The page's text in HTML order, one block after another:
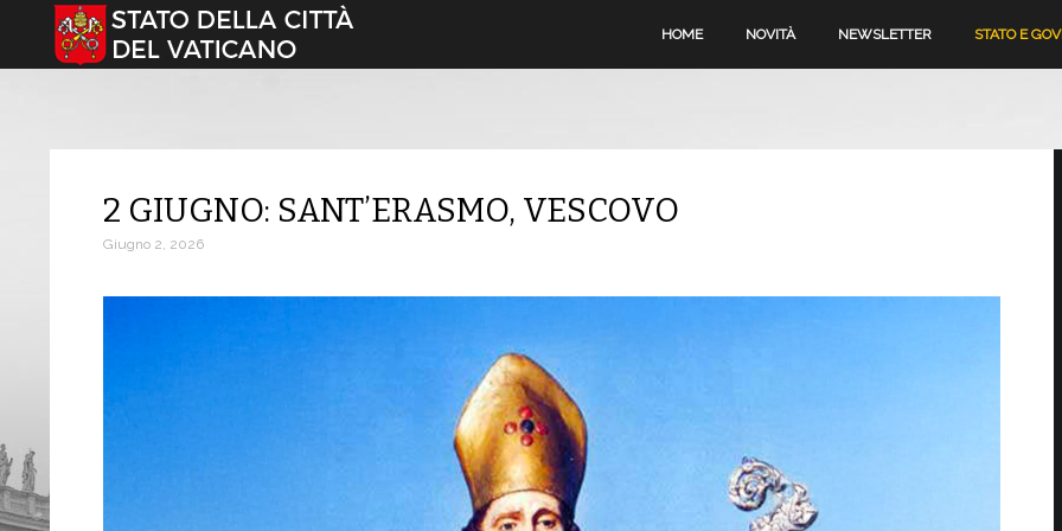
Seleziona la tua lingua HOME NOVITÀ NEWSLETTER STATO E
2 GIUGNO: SANT’ERASMO, VESCOVO
Giugno 2, 2026